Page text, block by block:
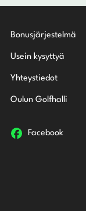
Bonusjärjestelmä
Usein kysyttyä
Yhteystiedot
Oulun Golfhalli
Facebook